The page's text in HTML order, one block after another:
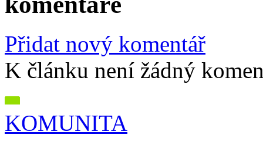
Přidat nový komentář
K článku není žádný
KOMUNITA